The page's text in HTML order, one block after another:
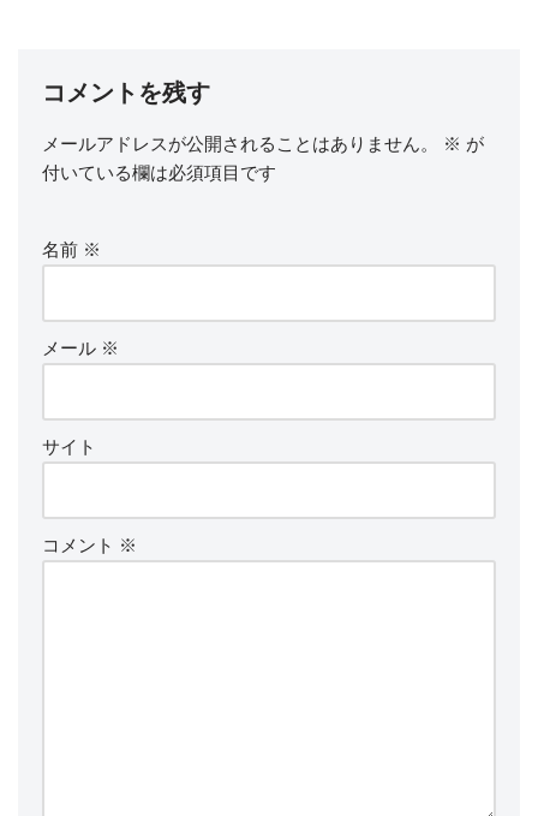
k
コメントを残す
メールアドレスが公開されることはありません。 ※ が
付いている欄は必須項目です
名前 ※
メール ※
サイト
コメント ※